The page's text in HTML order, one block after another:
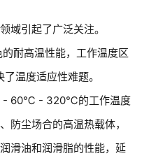
域引起了广泛关注。
耐高温性能，工作温度区
温度适应性难题。
- 60℃ - 320℃的工作温度
尘场合的高温热载体，
滑油和润滑脂的性能，延